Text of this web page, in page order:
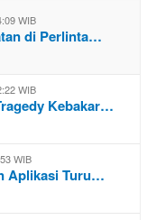
WIB
di Perlinta…
WIB
Kebakar…
WIB
Aplikasi Turu…